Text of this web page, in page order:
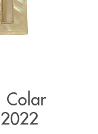
Colar
2022